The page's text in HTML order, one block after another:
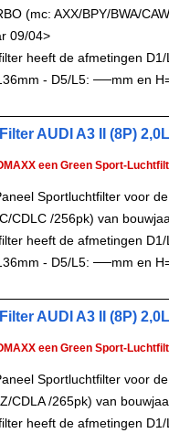
(mc: AXX/BPY/BWA/
09/04>
heeft de afmetingen
- D5/L5: ──mm en
AUDI A3 II (8P) 2,0L
een Green Sport-
Sportluchtfilter voor
CDLC /256pk) van
heeft de afmetingen
- D5/L5: ──mm en
AUDI A3 II (8P) 2,0L
een Green Sport-
Sportluchtfilter voor
CDLA /265pk) van
heeft de afmetingen